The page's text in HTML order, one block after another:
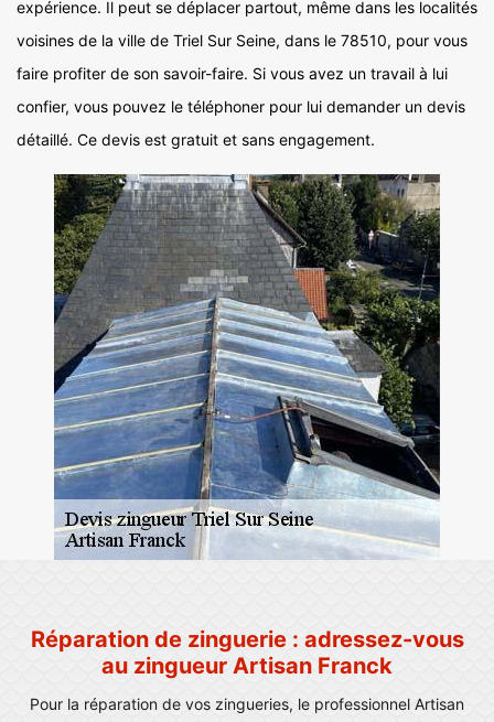
expérience. Il peut se déplacer partout, même dans les localités
voisines de la ville de Triel Sur Seine, dans le 78510, pour vous
faire profiter de son savoir-faire. Si vous avez un travail à lui
confier, vous pouvez le téléphoner pour lui demander un devis
détaillé. Ce devis est gratuit et sans engagement.
Réparation de zinguerie : adressez-vous
au zingueur Artisan Franck
Pour la réparation de vos zingueries, le professionnel Artisan